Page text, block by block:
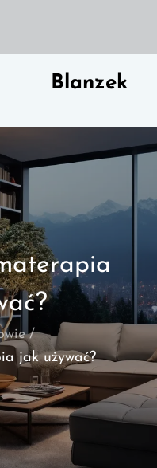
Blanzek
jak używać?